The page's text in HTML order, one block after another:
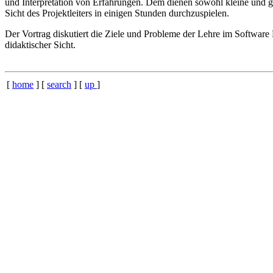
Sicht des Projektleiters in einigen Stunden durchzuspielen.
Der Vortrag diskutiert die Ziele und Probleme der Lehre im
didaktischer Sicht.
[ home ] [ search ] [ up ]